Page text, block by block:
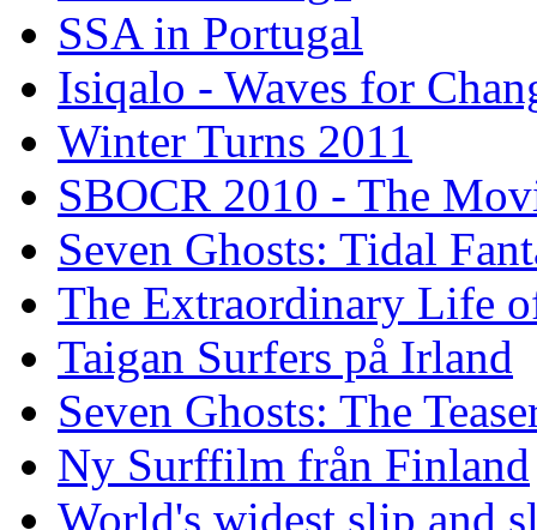
SSA in Portugal
Isiqalo - Waves for
Winter Turns 2011
SBOCR 2010 - The
Seven Ghosts: Tidal
The Extraordinary Life
Taigan Surfers på Irland
Seven Ghosts: The
Ny Surffilm från Finland
World's widest slip and